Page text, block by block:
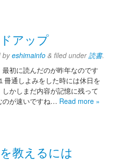
アップ
byeshimainfo & filed under読書.
初に読んだのが昨年なのです
冊通しよみをした時には休日を
かしまだ内容が記憶に残って
のが速いですね… Read more »
教えるには